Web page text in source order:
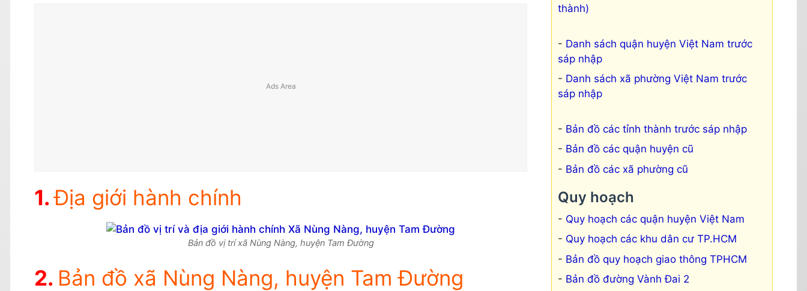
Địa giới hành chính
Bản đồ vị trí xã Nùng Nàng, huyện Tam Đường
Bản đồ xã Nùng Nàng, huyện Tam Đường
thành)
Danh sách quận huyện Việt Nam trước
sáp nhập
Danh sách xã phường Việt Nam trước
sáp nhập
Bản đồ các tỉnh thành trước sáp nhập
Bản đồ các quận huyện cũ
Bản đồ các xã phường cũ
Quy hoạch
Quy hoạch các quận huyện Việt Nam
Quy hoạch các khu dân cư TP.HCM
Bản đồ quy hoạch giao thông TPHCM
Bản đồ đường Vành Đai 2